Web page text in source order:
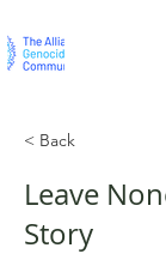
< Back
Leave
Story